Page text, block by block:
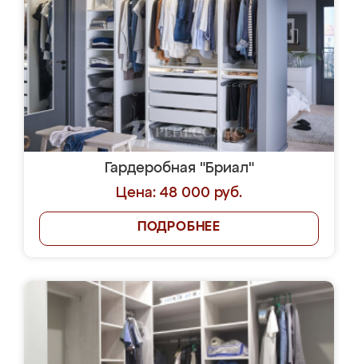
Гардеробная "Бриал"
Цена: 48 000 руб.
ПОДРОБНЕЕ